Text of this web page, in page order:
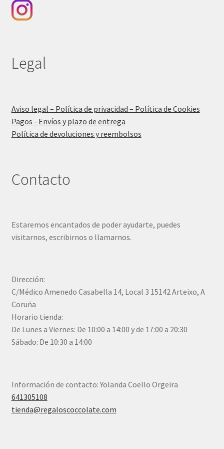
Legal
Aviso legal – Política de privacidad – Política de Cookies
Pagos - Envíos y plazo de entrega
Política de devoluciones y reembolsos
Contacto
Estaremos encantados de poder ayudarte, puedes
visitarnos, escribirnos o llamarnos.
Dirección:
C/Médico Amenedo Casabella 14, Local 3 15142 Arteixo, A
Coruña
Horario tienda:
De Lunes a Viernes: De 10:00 a 14:00 y de 17:00 a 20:30
Sábado: De 10:30 a 14:00
Información de contacto: Yolanda Coello Orgeira
641305108
tienda@regaloscoccolate.com